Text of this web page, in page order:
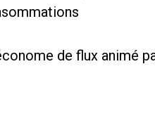
de flux animé